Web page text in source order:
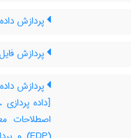
پردازش
پردازش
پردازش داده
اصطلاحات